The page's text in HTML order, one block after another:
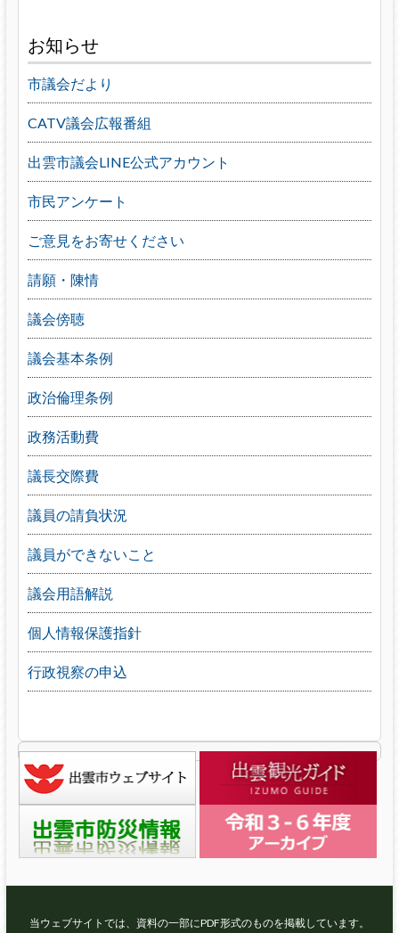
お知らせ
市議会だより
CATV議会広報番組
出雲市議会LINE公式アカウント
市民アンケート
ご意見をお寄せください
請願・陳情
議会傍聴
議会基本条例
政治倫理条例
政務活動費
議長交際費
議員の請負状況
議員ができないこと
議会用語解説
個人情報保護指針
行政視察の申込
当ウェブサイトでは、資料の一部にPDF形式のものを掲載しています。